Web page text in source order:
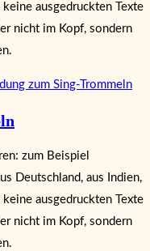
ausgedruckten Texte
nicht im Kopf, sondern
zum Beispiel
Deutschland, aus Indien,
ausgedruckten Texte
nicht im Kopf, sondern